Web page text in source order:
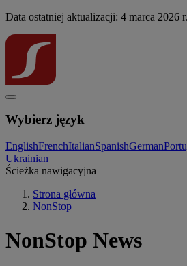
Data ostatniej aktualizacji: 4 marca 2026 r.
Wybierz język
EnglishFrenchItalianSpanishGerman
Ukrainian
Ścieżka nawigacyjna
Strona główna
NonStop
NonStop News